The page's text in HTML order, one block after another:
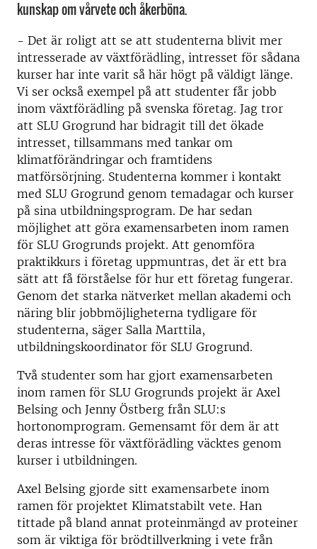
kunskap om vårvete och åkerböna.
- Det är roligt att se att studenterna blivit mer
intresserade av växtförädling, intresset för sådana
kurser har inte varit så här högt på väldigt länge.
Vi ser också exempel på att studenter får jobb
inom växtförädling på svenska företag. Jag tror
att SLU Grogrund har bidragit till det ökade
intresset, tillsammans med tankar om
klimatförändringar och framtidens
matförsörjning. Studenterna kommer i kontakt
med SLU Grogrund genom temadagar och kurser
på sina utbildningsprogram. De har sedan
möjlighet att göra examensarbeten inom ramen
för SLU Grogrunds projekt. Att genomföra
praktikkurs i företag uppmuntras, det är ett bra
sätt att få förståelse för hur ett företag fungerar.
Genom det starka nätverket mellan akademi och
näring blir jobbmöjligheterna tydligare för
studenterna, säger Salla Marttila,
utbildningskoordinator för SLU Grogrund.
Två studenter som har gjort examensarbeten
inom ramen för SLU Grogrunds projekt är Axel
Belsing och Jenny Östberg från SLU:s
hortonomprogram. Gemensamt för dem är att
deras intresse för växtförädling väcktes genom
kurser i utbildningen.
Axel Belsing gjorde sitt examensarbete inom
ramen för projektet Klimatstabilt vete. Han
tittade på bland annat proteinmängd av proteiner
som är viktiga för brödtillverkning i vete från